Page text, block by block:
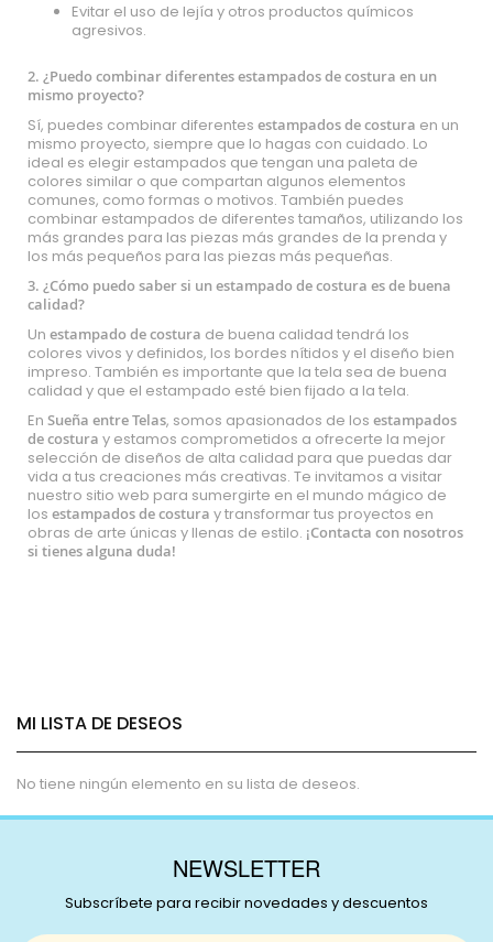
Evitar el uso de lejía y otros productos químicos
agresivos.
2. ¿Puedo combinar diferentes estampados de costura en un
mismo proyecto?
Sí, puedes combinar diferentes estampados de costura en un
mismo proyecto, siempre que lo hagas con cuidado. Lo
ideal es elegir estampados que tengan una paleta de
colores similar o que compartan algunos elementos
comunes, como formas o motivos. También puedes
combinar estampados de diferentes tamaños, utilizando los
más grandes para las piezas más grandes de la prenda y
los más pequeños para las piezas más pequeñas.
3. ¿Cómo puedo saber si un estampado de costura es de buena
calidad?
Un estampado de costura de buena calidad tendrá los
colores vivos y definidos, los bordes nítidos y el diseño bien
impreso. También es importante que la tela sea de buena
calidad y que el estampado esté bien fijado a la tela.
En Sueña entre Telas, somos apasionados de los estampados
de costura y estamos comprometidos a ofrecerte la mejor
selección de diseños de alta calidad para que puedas dar
vida a tus creaciones más creativas. Te invitamos a visitar
nuestro sitio web para sumergirte en el mundo mágico de
los estampados de costura y transformar tus proyectos en
obras de arte únicas y llenas de estilo. ¡Contacta con nosotros
si tienes alguna duda!
MI LISTA DE DESEOS
No tiene ningún elemento en su lista de deseos.
NEWSLETTER
Subscríbete para recibir novedades y descuentos